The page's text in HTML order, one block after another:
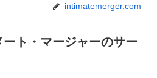
intimatemerger.com
ト・マージャーのサー